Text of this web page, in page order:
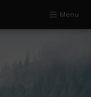
Menu